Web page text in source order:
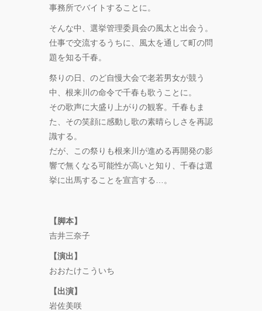
Somatic
Field
「動態 ‒
KADOKAWA
SHOW THE
GREATEST
事務所でバイトすることに。
そんな中、選挙管理委員会の風太と出会う。
仕事で交流するうちに、風太を通して町の問
題を知る千春。
祭りの日、のど自慢大会で老若男女が競う
中、根来川の命令で千春も歌うことに。
その歌声に大盛り上がりの観客。千春もま
た、その笑顔に感動し歌の素晴らしさを再認
識する。
だが、この祭りも根来川が進める再開発の影
響で無くなる可能性が高いと知り、千春は選
挙に出馬することを宣言する…。
【脚本】
吉井三奈子
【演出】
おおたけこういち
【出演】
岩佐美咲